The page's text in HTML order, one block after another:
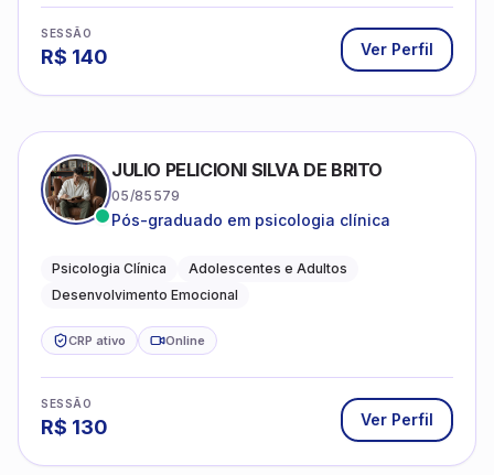
SESSÃO
R$ 140 Ver Perfil
JULIO PELICIONI SILVA DE BRITO
05/85579
Pós-graduado em psicologia clínica
Psicologia Clínica
Adolescentes e Adultos
Desenvolvimento Emocional
CRP ativo Online
SESSÃO
R$ 130 Ver Perfil